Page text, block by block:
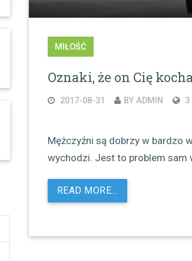
MIŁOŚĆ
Oznaki, że on Cię
2017-08-31 BY ADMIN 3
Mężczyźni są dobrzy w bardzo
wychodzi. Jest to problem sam
READ MORE…